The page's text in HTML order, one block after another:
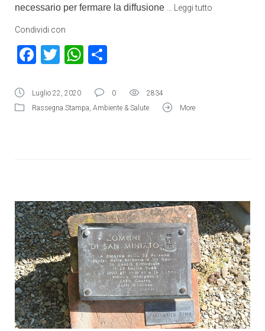
necessario per fermare la diffusione
Leggi tutto
Condividi con
Facebook
TwitterWhatsApp
Luglio 22, 2020 0
2834
Rassegna Stampa, Ambiente & Salute More